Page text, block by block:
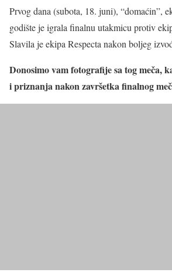
Prvog dana (subota, 18. juni), “domaćin”,
godište je igrala finalnu utakmicu protiv
Slavila je ekipa Respecta nakon boljeg
Donosimo vam fotografije sa tog meča,
i priznanja nakon završetka finalnog